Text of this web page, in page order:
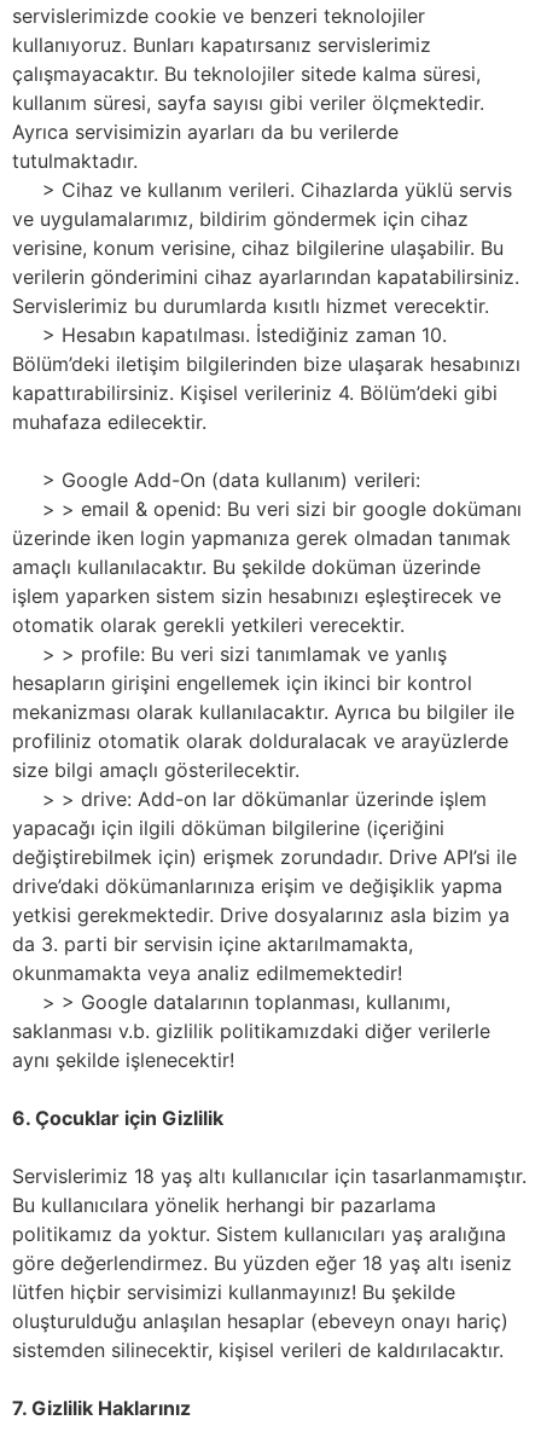
servislerimizde cookie ve benzeri teknolojiler
kullanıyoruz. Bunları kapatırsanız servislerimiz
çalışmayacaktır. Bu teknolojiler sitede kalma süresi,
kullanım süresi, sayfa sayısı gibi veriler ölçmektedir.
Ayrıca servisimizin ayarları da bu verilerde
tutulmaktadır.
> Cihaz ve kullanım verileri. Cihazlarda yüklü servis
ve uygulamalarımız, bildirim göndermek için cihaz
verisine, konum verisine, cihaz bilgilerine ulaşabilir. Bu
verilerin gönderimini cihaz ayarlarından kapatabilirsiniz.
Servislerimiz bu durumlarda kısıtlı hizmet verecektir.
> Hesabın kapatılması. İstediğiniz zaman 10.
Bölüm’deki iletişim bilgilerinden bize ulaşarak hesabınızı
kapattırabilirsiniz. Kişisel verileriniz 4. Bölüm’deki gibi
muhafaza edilecektir.
> Google Add-On (data kullanım) verileri:
> > email & openid: Bu veri sizi bir google dokümanı
üzerinde iken login yapmanıza gerek olmadan tanımak
amaçlı kullanılacaktır. Bu şekilde doküman üzerinde
işlem yaparken sistem sizin hesabınızı eşleştirecek ve
otomatik olarak gerekli yetkileri verecektir.
> > profile: Bu veri sizi tanımlamak ve yanlış
hesapların girişini engellemek için ikinci bir kontrol
mekanizması olarak kullanılacaktır. Ayrıca bu bilgiler ile
profiliniz otomatik olarak dolduralacak ve arayüzlerde
size bilgi amaçlı gösterilecektir.
> > drive: Add-on lar dökümanlar üzerinde işlem
yapacağı için ilgili döküman bilgilerine (içeriğini
değiştirebilmek için) erişmek zorundadır. Drive API’si ile
drive’daki dökümanlarınıza erişim ve değişiklik yapma
yetkisi gerekmektedir. Drive dosyalarınız asla bizim ya
da 3. parti bir servisin içine aktarılmamakta,
okunmamakta veya analiz edilmemektedir!
> > Google datalarının toplanması, kullanımı,
saklanması v.b. gizlilik politikamızdaki diğer verilerle
aynı şekilde işlenecektir!
6. Çocuklar için Gizlilik
Servislerimiz 18 yaş altı kullanıcılar için tasarlanmamıştır.
Bu kullanıcılara yönelik herhangi bir pazarlama
politikamız da yoktur. Sistem kullanıcıları yaş aralığına
göre değerlendirmez. Bu yüzden eğer 18 yaş altı iseniz
lütfen hiçbir servisimizi kullanmayınız! Bu şekilde
oluşturulduğu anlaşılan hesaplar (ebeveyn onayı hariç)
sistemden silinecektir, kişisel verileri de kaldırılacaktır.
7. Gizlilik Haklarınız